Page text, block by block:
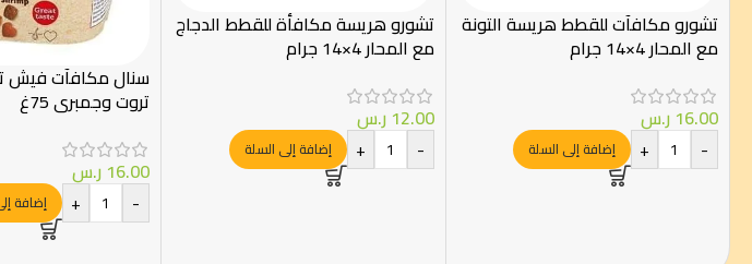
تشورو مكافآت للقطط هريسة التونة
مع المحار 4×14 جرام
16.00 ر.س
-
+ إضافة إلى السلة
تشورو هريسة مكافأة للقطط الدجاج
مع المحار 4×14 جرام
12.00 ر.س
-
+ إضافة إلى السلة
سنال مكافآت فیش
تروت وجمبري 75غ
16.00 ر.س
-
+ إضافة